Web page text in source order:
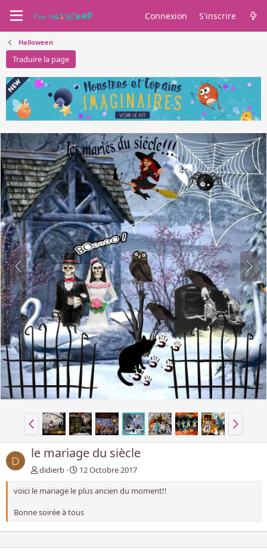
Connexion S'inscrire
Halloween
Traduire la page
D le mariage du siècle
didierb
12 Octobre 2017
voici le mariage le plus ancien du moment!!
Bonne soirée à tous